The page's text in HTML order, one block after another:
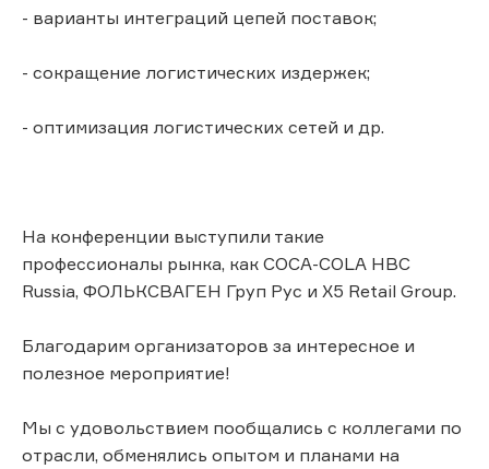
- варианты интеграций цепей поставок;
- сокращение логистических издержек;
- оптимизация логистических сетей и др.
На конференции выступили такие
профессионалы рынка, как COCA-COLA HBC
Russia, ФОЛЬКСВАГЕН Груп Рус и X5 Retail Group.
Благодарим организаторов за интересное и
полезное мероприятие!
Мы с удовольствием пообщались с коллегами по
отрасли, обменялись опытом и планами на